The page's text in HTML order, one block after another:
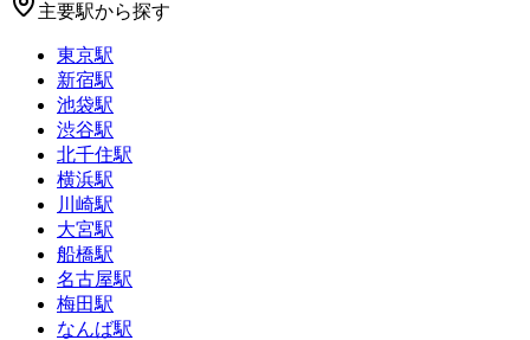
主要駅から探す
東京駅
新宿駅
池袋駅
渋谷駅
北千住駅
横浜駅
川崎駅
大宮駅
船橋駅
名古屋駅
梅田駅
なんば駅